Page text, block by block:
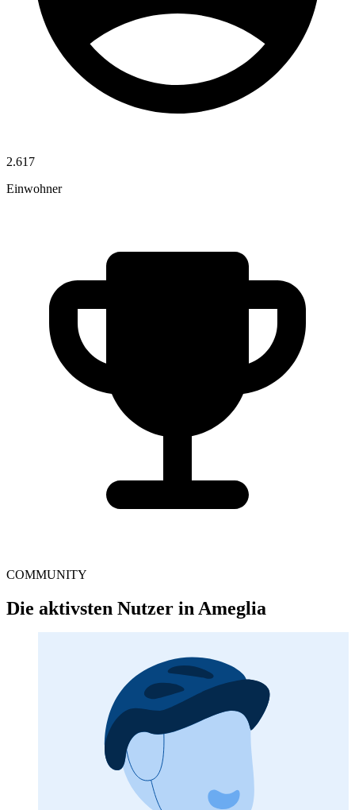
2.617
Einwohner
COMMUNITY
Die aktivsten Nutzer in Ameglia